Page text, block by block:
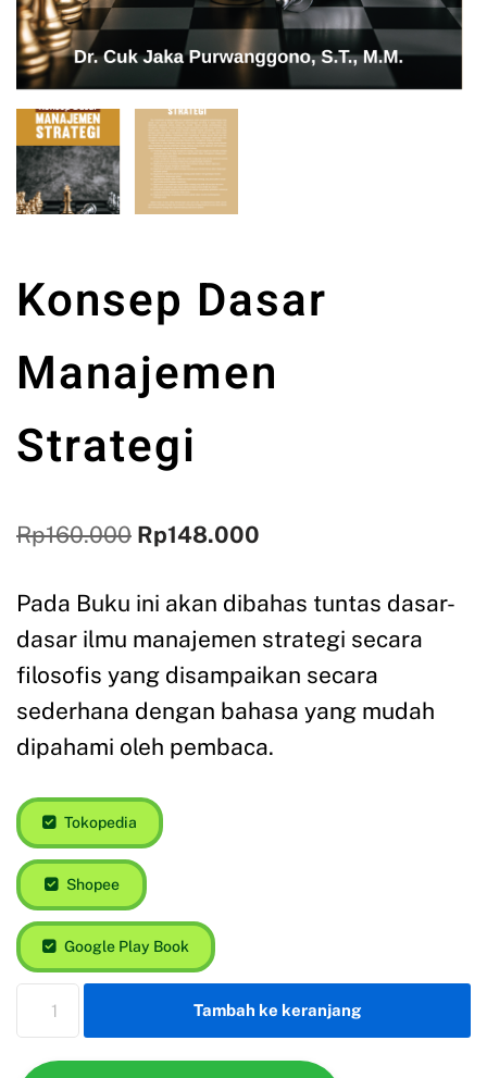
Konsep Dasar
Manajemen
Strategi
Rp160.000 Rp148.000
Pada Buku ini akan dibahas tuntas dasar-
dasar ilmu manajemen strategi secara
filosofis yang disampaikan secara
sederhana dengan bahasa yang mudah
dipahami oleh pembaca.
Tokopedia
Shopee
Google Play Book
Tambah ke keranjang